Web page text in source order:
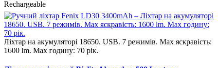
Ліхтар на акумуляторі 18650. USB. 7 режимів. Max яскравість:
1600 lm. Max годину: 70 рік.